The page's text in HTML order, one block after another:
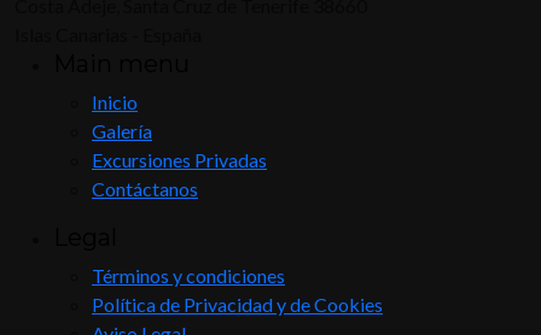
Inicio
Galería
Excursiones Privadas
Contáctanos
Términos y condiciones
Política de Privacidad y de Cookies